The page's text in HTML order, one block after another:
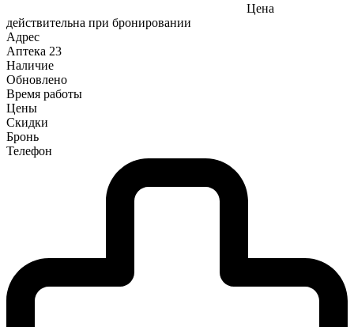
Цена
действительна при бронировании
Адрес
Аптека 23
Наличие
Обновлено
Время работы
Цены
Скидки
Бронь
Телефон